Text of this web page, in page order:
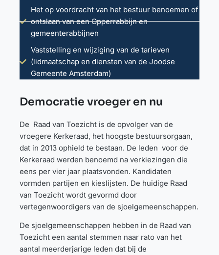
Democratie vroeger en nu
De Raad van Toezicht is de opvolger van de
vroegere Kerkeraad, het hoogste bestuursorgaan,
dat in 2013 ophield te bestaan. De leden voor de
Kerkeraad werden benoemd na verkiezingen die
eens per vier jaar plaatsvonden. Kandidaten
vormden partijen en kieslijsten. De huidige Raad
van Toezicht wordt gevormd door
vertegenwoordigers van de sjoelgemeenschappen.
De sjoelgemeenschappen hebben in de Raad van
Toezicht een aantal stemmen naar rato van het
aantal meerderjarige leden dat bij de
Het op voordracht van het bestuur benoemen of
ontslaan van een Opperrabbijn en
gemeenterabbijnen
Vaststelling en wijziging van de tarieven
(lidmaatschap en diensten van de Joodse
Gemeente Amsterdam)